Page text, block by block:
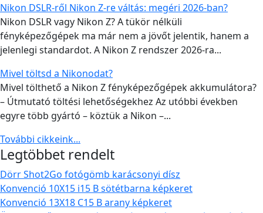
Nikon DSLR-ről Nikon Z-re váltás: megéri 2026-ban?
Nikon DSLR vagy Nikon Z? A tükör nélküli
fényképezőgépek ma már nem a jövőt jelentik, hanem a
jelenlegi standardot. A Nikon Z rendszer 2026-ra...
Mivel töltsd a Nikonodat?
Mivel tölthető a Nikon Z fényképezőgépek akkumulátora?
– Útmutató töltési lehetőségekhez Az utóbbi években
egyre több gyártó – köztük a Nikon –...
További cikkeink...
Legtöbbet rendelt
Dörr Shot2Go fotógömb karácsonyi dísz
Konvenció 10X15 i15 B sötétbarna képkeret
Konvenció 13X18 C15 B arany képkeret